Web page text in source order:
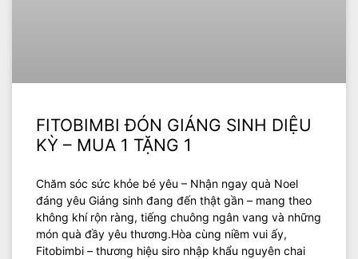
FITOBIMBI ĐÓN GIÁNG SINH DIỆU
KỲ – MUA 1 TẶNG 1
Chăm sóc sức khỏe bé yêu – Nhận ngay quà Noel
đáng yêu Giáng sinh đang đến thật gần – mang theo
không khí rộn ràng, tiếng chuông ngân vang và những
món quà đầy yêu thương.Hòa cùng niềm vui ấy,
Fitobimbi – thương hiệu siro nhập khẩu nguyên chai